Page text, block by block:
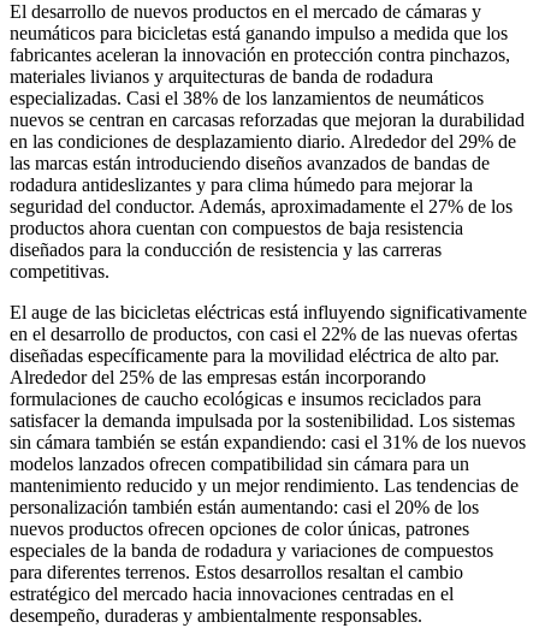
El desarrollo de nuevos productos en el mercado de cámaras y
neumáticos para bicicletas está ganando impulso a medida que los
fabricantes aceleran la innovación en protección contra pinchazos,
materiales livianos y arquitecturas de banda de rodadura
especializadas. Casi el 38% de los lanzamientos de neumáticos
nuevos se centran en carcasas reforzadas que mejoran la durabilidad
en las condiciones de desplazamiento diario. Alrededor del 29% de
las marcas están introduciendo diseños avanzados de bandas de
rodadura antideslizantes y para clima húmedo para mejorar la
seguridad del conductor. Además, aproximadamente el 27% de los
productos ahora cuentan con compuestos de baja resistencia
diseñados para la conducción de resistencia y las carreras
competitivas.
El auge de las bicicletas eléctricas está influyendo significativamente
en el desarrollo de productos, con casi el 22% de las nuevas ofertas
diseñadas específicamente para la movilidad eléctrica de alto par.
Alrededor del 25% de las empresas están incorporando
formulaciones de caucho ecológicas e insumos reciclados para
satisfacer la demanda impulsada por la sostenibilidad. Los sistemas
sin cámara también se están expandiendo: casi el 31% de los nuevos
modelos lanzados ofrecen compatibilidad sin cámara para un
mantenimiento reducido y un mejor rendimiento. Las tendencias de
personalización también están aumentando: casi el 20% de los
nuevos productos ofrecen opciones de color únicas, patrones
especiales de la banda de rodadura y variaciones de compuestos
para diferentes terrenos. Estos desarrollos resaltan el cambio
estratégico del mercado hacia innovaciones centradas en el
desempeño, duraderas y ambientalmente responsables.